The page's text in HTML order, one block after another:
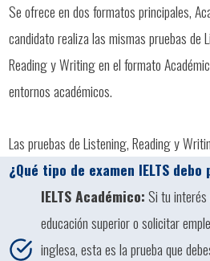
Se ofrece en dos formatos principales,
candidato realiza las mismas pruebas de
Reading y Writing en el formato
entornos académicos.
Las pruebas de Listening, Reading y
¿Qué tipo de examen IELTS
IELTS Académico:Si tu
educación superior o solicitar
inglesa, esta es la prueba que